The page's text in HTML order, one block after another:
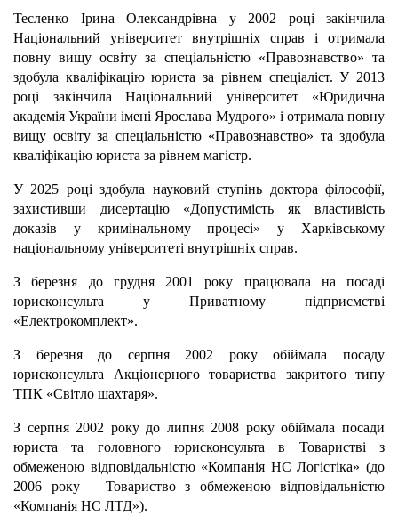
Тесленко Ірина Олександрівна у 2002 році закінчила
Національний університет внутрішніх справ і отримала
повну вищу освіту за спеціальністю «Правознавство» та
здобула кваліфікацію юриста за рівнем спеціаліст. У 2013
році закінчила Національний університет «Юридична
академія України імені Ярослава Мудрого» і отримала повну
вищу освіту за спеціальністю «Правознавство» та здобула
кваліфікацію юриста за рівнем магістр.
У 2025 році здобула науковий ступінь доктора філософії,
захистивши дисертацію «Допустимість як властивість
доказів у кримінальному процесі» у Харківському
національному університеті внутрішніх справ.
З березня до грудня 2001 року працювала на посаді
юрисконсульта у Приватному підприємстві
«Електрокомплект».
З березня до серпня 2002 року обіймала посаду
юрисконсульта Акціонерного товариства закритого типу
ТПК «Світло шахтаря».
З серпня 2002 року до липня 2008 року обіймала посади
юриста та головного юрисконсульта в Товаристві з
обмеженою відповідальністю «Компанія НС Логістіка» (до
2006 року – Товариство з обмеженою відповідальністю
«Компанія НС ЛТД»).